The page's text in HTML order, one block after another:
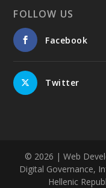
FOLLOW US
Facebook
Twitter
© 2026 | Web
Digital Governance,
Hellenic